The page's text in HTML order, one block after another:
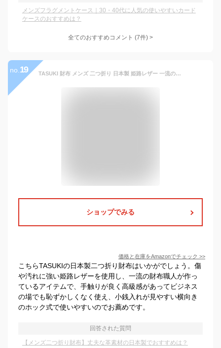
メンズフラグメントケース｜30・40代に人気の使いやすいカード
ケースのおすすめは？
全てのおすすめコメント (7件) >
no. 19 TASUKI 財布 メンズ 二つ折り 日本製 姫路レザー 一流の革職人が作る 本革 二つ折り財布 メンズ 小銭入れ (ネイビー)
ショップでみる
価格と在庫をAmazonでチェック >>
こちらTASUKIの日本製二つ折り財布はいかがでしょう。傷
や汚れに強い姫路レザーを使用し、一流の財布職人が作っ
ているアイテムで、手触りが良く高級感があってビジネス
の場でも恥ずかしくなく使え、小銭入れが見やすい横向き
のホック式で使いやすいのでお薦めです。
回答された質問
【メンズ二つ折り財布】丈夫な革素材の日本製でおすすめは？